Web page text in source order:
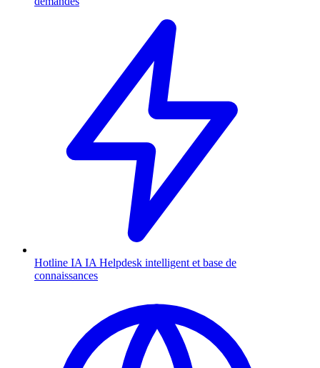
Hotline IA IA Helpdesk intelligent et base de
connaissances